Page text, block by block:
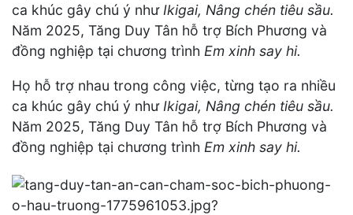
ca khúc gây chú ý như Ikigai, Nâng chén tiêu sầu.
Năm 2025, Tăng Duy Tân hỗ trợ Bích Phương và
đồng nghiệp tại chương trình Em xinh say hi.
Họ hỗ trợ nhau trong công việc, từng tạo ra nhiều
ca khúc gây chú ý như Ikigai, Nâng chén tiêu sầu.
Năm 2025, Tăng Duy Tân hỗ trợ Bích Phương và
đồng nghiệp tại chương trình Em xinh say hi.